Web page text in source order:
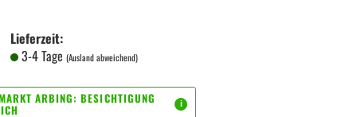
Lieferzeit:
3-4 Tage (Ausland abweichend)